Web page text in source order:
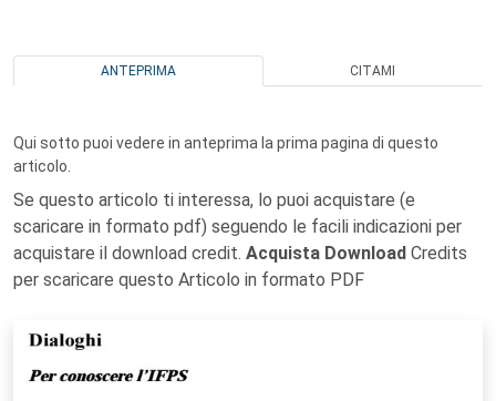
ANTEPRIMA CITAMI
Qui sotto puoi vedere in anteprima la prima pagina di questo
articolo.
Se questo articolo ti interessa, lo puoi acquistare (e
scaricare in formato pdf) seguendo le facili indicazioni per
acquistare il download credit. Acquista Download Credits
per scaricare questo Articolo in formato PDF